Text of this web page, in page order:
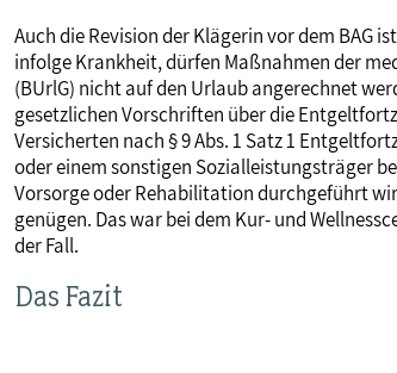
Auch die Revision der Klägerin vor dem BAG
infolge Krankheit, dürfen Maßnahmen der
(BUrlG) nicht auf den Urlaub angerechnet
gesetzlichen Vorschriften über die
Versicherten nach § 9 Abs. 1 Satz 1
oder einem sonstigen Sozialleistungsträger
Vorsorge oder Rehabilitation durchgeführt
genügen. Das war bei dem Kur- und
der Fall.
Das Fazit